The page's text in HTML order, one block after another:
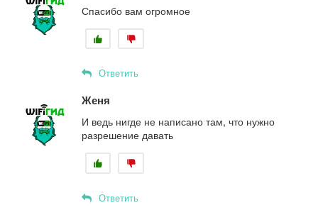
Спасибо вам огромное
Ответить
Женя
И ведь нигде не написано там, что нужно
разрешение давать
Ответить